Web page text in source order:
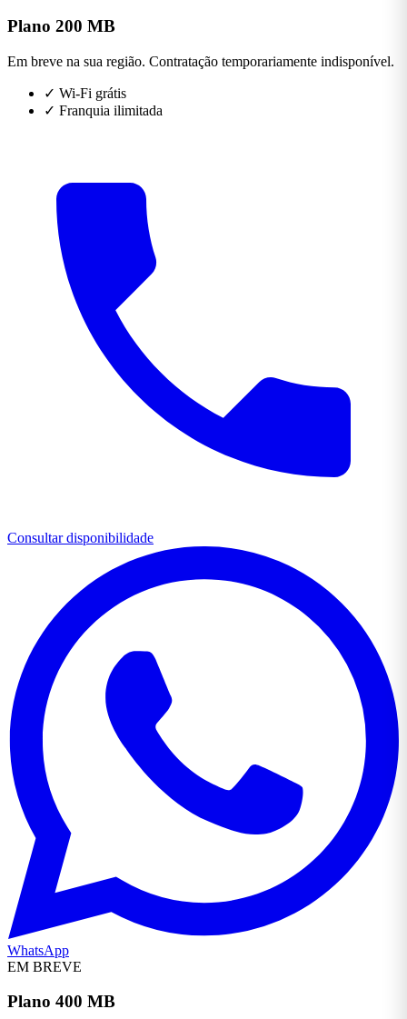
Plano 200 MB
Em breve na sua região. Contratação temporariamente indisponível.
✓ Wi-Fi grátis
✓ Franquia ilimitada
Consultar disponibilidade
WhatsApp
EM BREVE
Plano 400 MB